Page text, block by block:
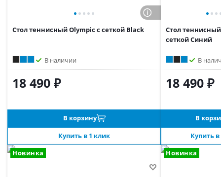
Стол теннисный Olympic с сеткой Black
В наличии
18 490 ₽
В корзину
Купить в 1 клик
Стол
сеткой Синий
В
18 490 ₽
В
Купить
Новинка
Новинка